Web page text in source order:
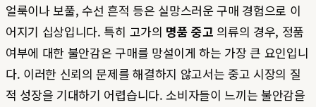
얼룩이나 보풀, 수선 흔적 등은 실망스러운 구매 경험으로 이
어지기 십상입니다. 특히 고가의 명품 중고 의류의 경우, 정품
여부에 대한 불안감은 구매를 망설이게 하는 가장 큰 요인입니
다. 이러한 신뢰의 문제를 해결하지 않고서는 중고 시장의 질
적 성장을 기대하기 어렵습니다. 소비자들이 느끼는 불안감을